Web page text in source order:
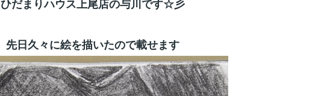
ひだまりハウス上尾店の与川です☆彡
先日久々に絵を描いたので載せます